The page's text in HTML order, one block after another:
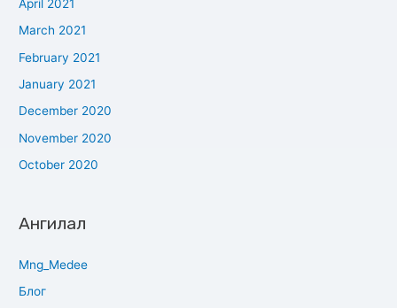
April 2021
March 2021
February 2021
January 2021
December 2020
November 2020
October 2020
Ангилал
Mng_Medee
Блог